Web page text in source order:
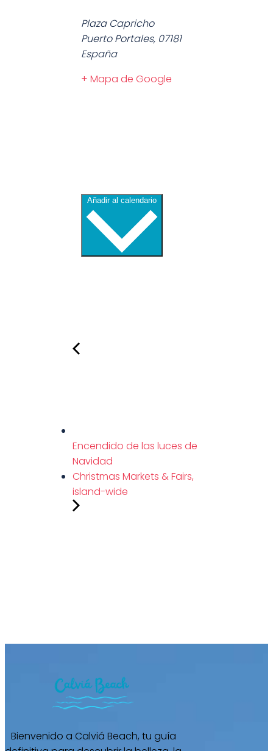
Plaza Capricho
Puerto Portales, 07181
España
+ Mapa de Google
Encendido de las luces de
Navidad
Christmas Markets & Fairs,
island-wide
Bienvenido a Calviá Beach, tu guía